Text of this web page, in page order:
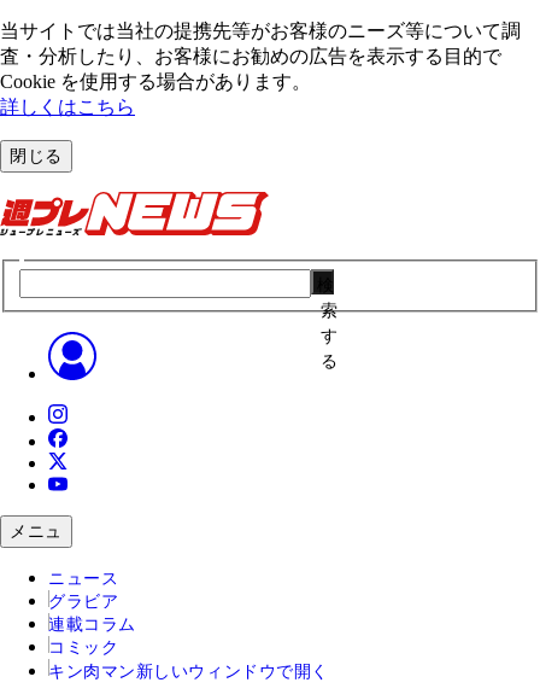
当サイトでは当社の提携先等がお客様のニーズ等について調
査・分析したり、お客様にお勧めの広告を表⽰する⽬的で
Cookie を使⽤する場合があります。
詳しくはこちら
閉じる
索
す
る
メニュ
ニュース
グラビア
連載コラム
コミック
キン肉マン 新しいウィンドウで開く